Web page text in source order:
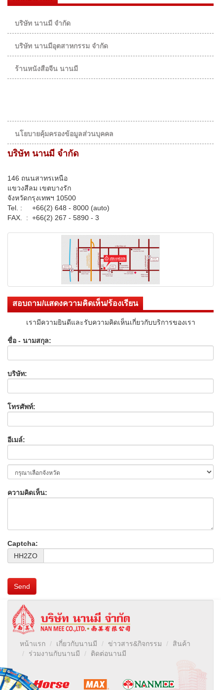
บริษัท นานมี จำกัด
บริษัท นานมีอุตสาหกรรม จำกัด
ร้านหนังสือจีน นานมี
นโยบายคุ้มครองข้อมูลส่วนบุคคล
บริษัท นานมี จำกัด
146 ถนนสาทรเหนือ
แขวงสีลม เขตบางรัก
จังหวัดกรุงเทพฯ 10500
Tel. :
+66(2) 648 - 8000 (auto)
FAX. : +66(2) 267 - 5890 - 3
สอบถาม/แสดงความคิดเห็น/ร้องเรียน
เรามีความยินดีและรับความคิดเห็นเกี่ยวกับบริการของเรา
ชื่อ - นามสกุล:
บริษัท:
โทรศัพท์:
อีเมล์:
ความคิดเห็น:
Captcha:
HH2ZO
Send
หน้าแรก เกี่ยวกับนานมี ข่าวสาร&กิจกรรม
สินค้า
ร่วมงานกับนานมี
ติดต่อนานมี